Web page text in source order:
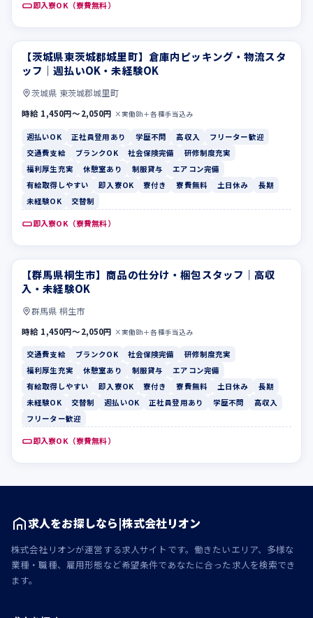
即入寮OK（寮費無料）
週払いOK 正社員登用あり
【茨城県東茨城郡城里町】倉庫内ピッキング・物流スタ
ッフ｜週払いOK・未経験OK
茨城県 東茨城郡城里町
時給 1,450円〜2,050円 ×実働8h＋各種手当込み
週払いOK 正社員登用あり 学歴不問 高収入
フリーター歓迎
交通費支給
ブランクOK 社会保険完備
研修制度充実
福利厚生充実
休憩室あり 制服貸与
エアコン完備
有給取得しやすい
即入寮OK 寮付き 寮費無料 土日休み
長期
未経験OK
交替制
即入寮OK（寮費無料）
交通費支給 ブランクOK
【群馬県桐生市】商品の仕分け・梱包スタッフ｜高収
入・未経験OK
群馬県 桐生市
時給 1,450円〜2,050円 ×実働8h＋各種手当込み
交通費支給 ブランクOK 社会保険完備
研修制度充実
福利厚生充実
休憩室あり 制服貸与
エアコン完備
有給取得しやすい
即入寮OK 寮付き 寮費無料 土日休み
長期
未経験OK
交替制 週払いOK 正社員登用あり 学歴不問
高収入
フリーター歓迎
即入寮OK（寮費無料）
求人をお探しなら|株式会社リオン
株式会社リオンが運営する求人サイトです。働きたいエリア、多様な
業種・職種、雇用形態など希望条件であなたに合った求人を検索でき
ます。